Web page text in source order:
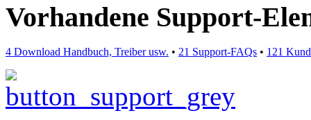
Vorhandene Support-
4 Download Handbuch, Treiber usw. • 21 Support-FAQs • 121